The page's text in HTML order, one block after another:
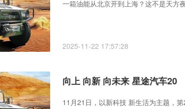
一箱油能从北京开到上海？这不是天方
2025-11-22 17:57:28
向上 向新 向未来 星途汽车20
11月21日，以新科技 新生活为主题，